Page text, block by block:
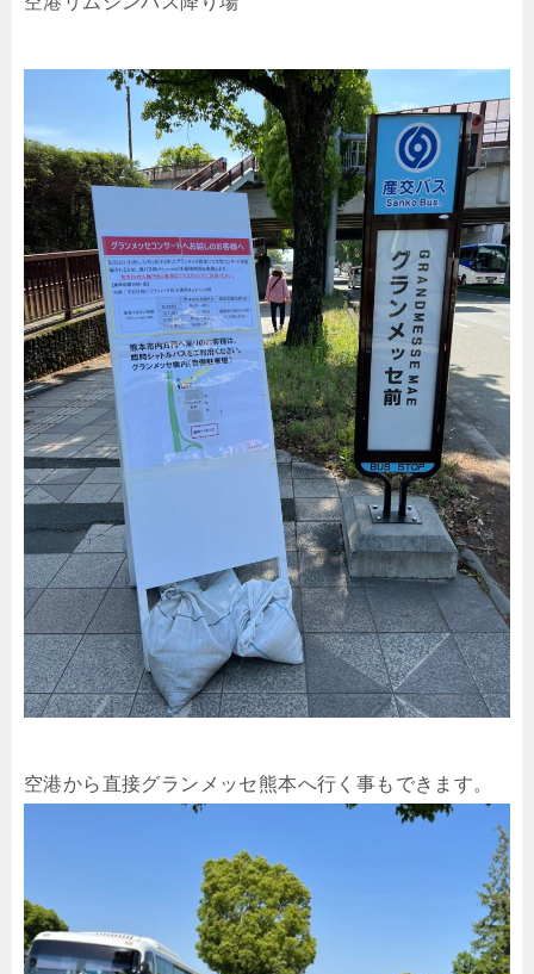
空港から直接グランメッセ熊本へ行く事もできます。